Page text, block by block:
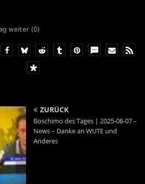
weiter (0)
ZURÜCK
Boschimo des Tages | 2025-08-07 –
News – Danke an WUTE und
Anderes